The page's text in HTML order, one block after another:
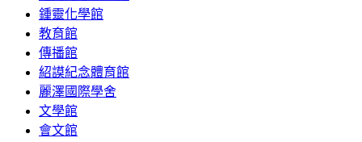
鍾靈化學館
教育館
傳播館
紹謨紀念體育館
麗澤國際學舍
文學館
會文館